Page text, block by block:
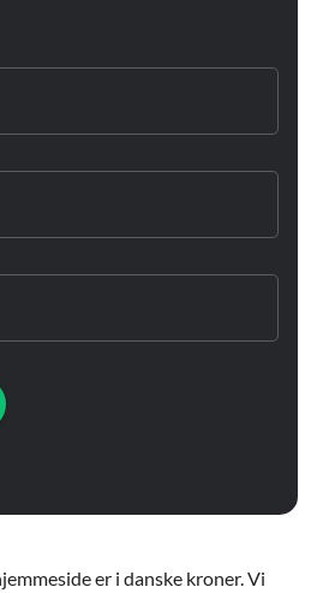
er i danske kroner. Vi